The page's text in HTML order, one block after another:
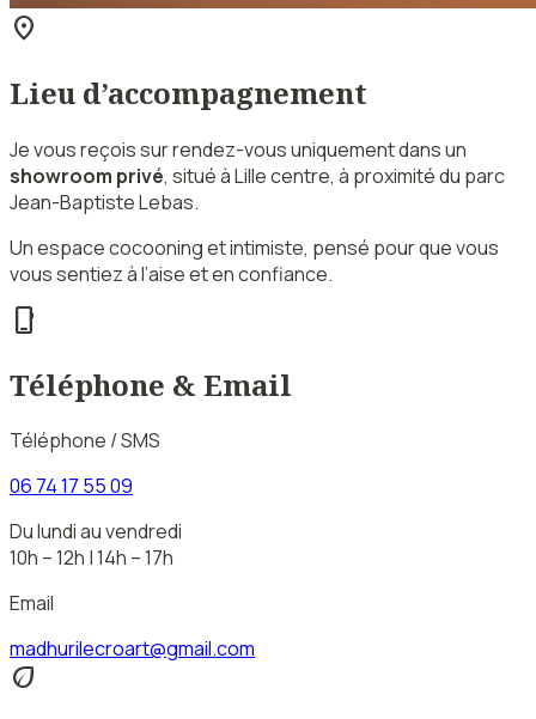
location_on
Lieu d’accompagnement
Je vous reçois sur rendez-vous uniquement dans un
showroom privé, situé à Lille centre, à proximité du parc
Jean-Baptiste Lebas.
Un espace cocooning et intimiste, pensé pour que vous
vous sentiez à l’aise et en confiance.
phone_iphone
Téléphone & Email
Téléphone / SMS
06 74 17 55 09
Du lundi au vendredi
10h – 12h | 14h – 17h
Email
madhurilecroart@gmail.com
eco